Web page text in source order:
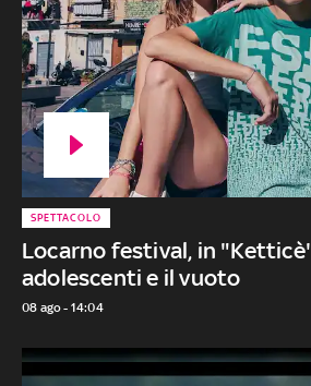
Locarno festival, in
adolescenti e il vuoto
SPETTACOLO
08 ago - 14:04